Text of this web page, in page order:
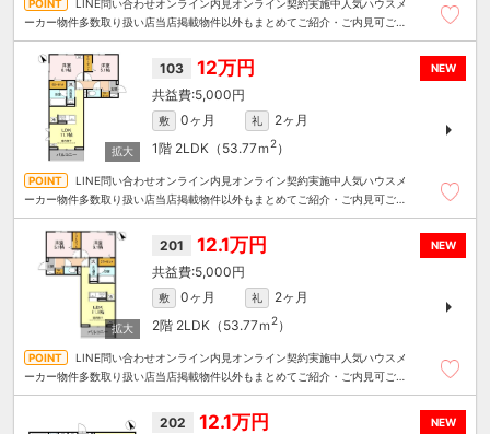
LINE問い合わせオンライン内見オンライン契約実施中人気ハウスメ
ーカー物件多数取り扱い店当店掲載物件以外もまとめてご紹介・ご内見可ご予
NEW
103 12万円
5,000円
敷 0ヶ月 礼
2ヶ月
1階 2LDK（53.77ｍ 2）
LINE問い合わせオンライン内見オンライン契約実施中人気ハウスメ
ーカー物件多数取り扱い店当店掲載物件以外もまとめてご紹介・ご内見可ご予
NEW
201 12.1万円
5,000円
敷 0ヶ月 礼
2ヶ月
2階 2LDK（53.77ｍ 2）
LINE問い合わせオンライン内見オンライン契約実施中人気ハウスメ
ーカー物件多数取り扱い店当店掲載物件以外もまとめてご紹介・ご内見可ご予
NEW
202 12.1万円